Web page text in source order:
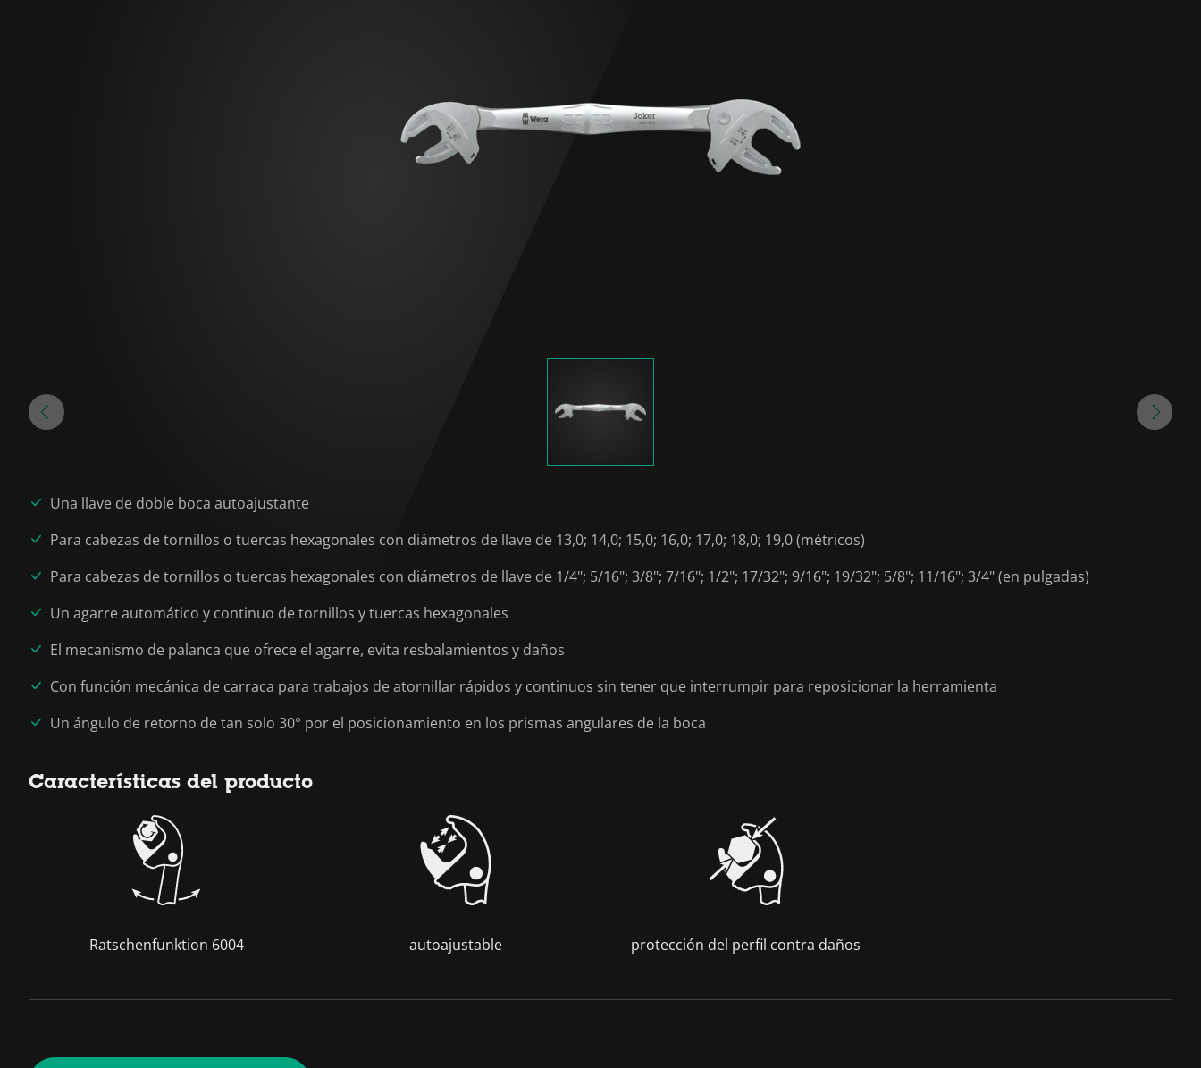
Una llave de doble boca autoajustante
Para cabezas de tornillos o tuercas hexagonales con diámetros de llave de 13,0; 14,0; 15,0; 16,0; 17,0; 18,0; 19,0 (métricos)
Para cabezas de tornillos o tuercas hexagonales con diámetros de llave de 1/4"; 5/16"; 3/8"; 7/16"; 1/2"; 17/32"; 9/16"; 19/32"; 5/8"; 11/16"; 3/4" (en pulgadas)
Un agarre automático y continuo de tornillos y tuercas hexagonales
El mecanismo de palanca que ofrece el agarre, evita resbalamientos y daños
Con función mecánica de carraca para trabajos de atornillar rápidos y continuos sin tener que interrumpir para reposicionar la herramienta
Un ángulo de retorno de tan solo 30° por el posicionamiento en los prismas angulares de la boca
Características del producto
Ratschenfunktion 6004 autoajustable protección del perfil contra daños